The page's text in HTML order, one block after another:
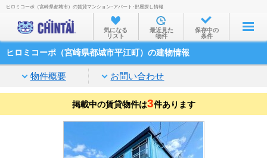
お部屋を探す
沿線・駅から
住所から
家賃相場から
通勤通学時間から
物件特集から
不動産会社から
ヒロミコーポ（宮崎県都城市）の賃貸マンション･アパート･部屋探し情報
気になる
リスト
最近見た
物件
保存中の
条件
ヒロミコーポ（宮崎県都城市平江町）の建物情報
物件概要 お問い合わせ
掲載中の賃貸物件は3件あります